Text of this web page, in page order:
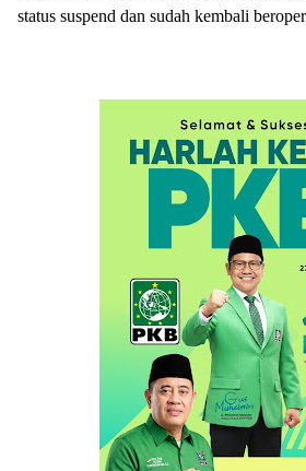
status suspend dan sudah kembali